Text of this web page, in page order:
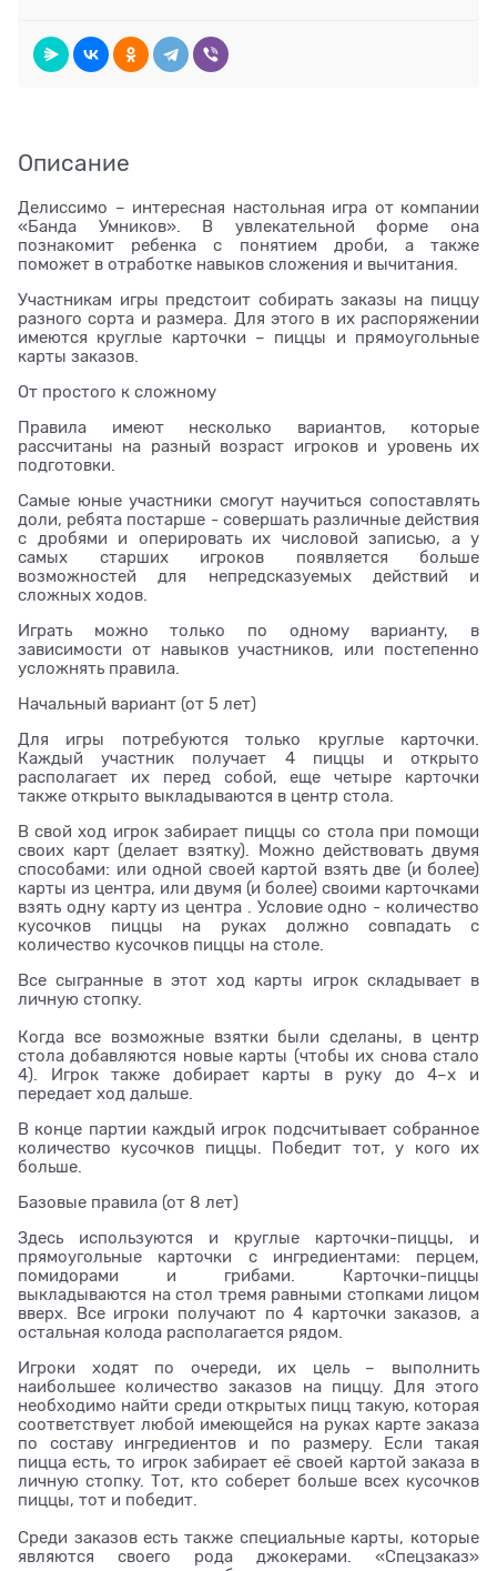
Описание
Делиссимо – интересная настольная игра от компании
«Банда Умников». В увлекательной форме она
познакомит ребенка с понятием дроби, а также
поможет в отработке навыков сложения и вычитания.
Участникам игры предстоит собирать заказы на пиццу
разного сорта и размера. Для этого в их распоряжении
имеются круглые карточки – пиццы и прямоугольные
карты заказов.
От простого к сложному
Правила имеют несколько вариантов, которые
рассчитаны на разный возраст игроков и уровень их
подготовки.
Самые юные участники смогут научиться сопоставлять
доли, ребята постарше - совершать различные действия
с дробями и оперировать их числовой записью, а у
самых старших игроков появляется больше
возможностей для непредсказуемых действий и
сложных ходов.
Играть можно только по одному варианту, в
зависимости от навыков участников, или постепенно
усложнять правила.
Начальный вариант (от 5 лет)
Для игры потребуются только круглые карточки.
Каждый участник получает 4 пиццы и открыто
располагает их перед собой, еще четыре карточки
также открыто выкладываются в центр стола.
В свой ход игрок забирает пиццы со стола при помощи
своих карт (делает взятку). Можно действовать двумя
способами: или одной своей картой взять две (и более)
карты из центра, или двумя (и более) своими карточками
взять одну карту из центра . Условие одно - количество
кусочков пиццы на руках должно совпадать с
количество кусочков пиццы на столе.
Все сыгранные в этот ход карты игрок складывает в
личную стопку.
Когда все возможные взятки были сделаны, в центр
стола добавляются новые карты (чтобы их снова стало
4). Игрок также добирает карты в руку до 4–х и
передает ход дальше.
В конце партии каждый игрок подсчитывает собранное
количество кусочков пиццы. Победит тот, у кого их
больше.
Базовые правила (от 8 лет)
Здесь используются и круглые карточки-пиццы, и
прямоугольные карточки с ингредиентами: перцем,
помидорами и грибами. Карточки-пиццы
выкладываются на стол тремя равными стопками лицом
вверх. Все игроки получают по 4 карточки заказов, а
остальная колода располагается рядом.
Игроки ходят по очереди, их цель – выполнить
наибольшее количество заказов на пиццу. Для этого
необходимо найти среди открытых пицц такую, которая
соответствует любой имеющейся на руках карте заказа
по составу ингредиентов и по размеру. Если такая
пицца есть, то игрок забирает её своей картой заказа в
личную стопку. Тот, кто соберет больше всех кусочков
пиццы, тот и победит.
Среди заказов есть также специальные карты, которые
являются своего рода джокерами. «Спецзаказ»